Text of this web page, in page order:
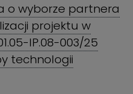
o wyborze partnera
projektu w
IP.08-003/25
technologii